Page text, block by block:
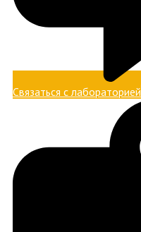
Связаться с лабораторией